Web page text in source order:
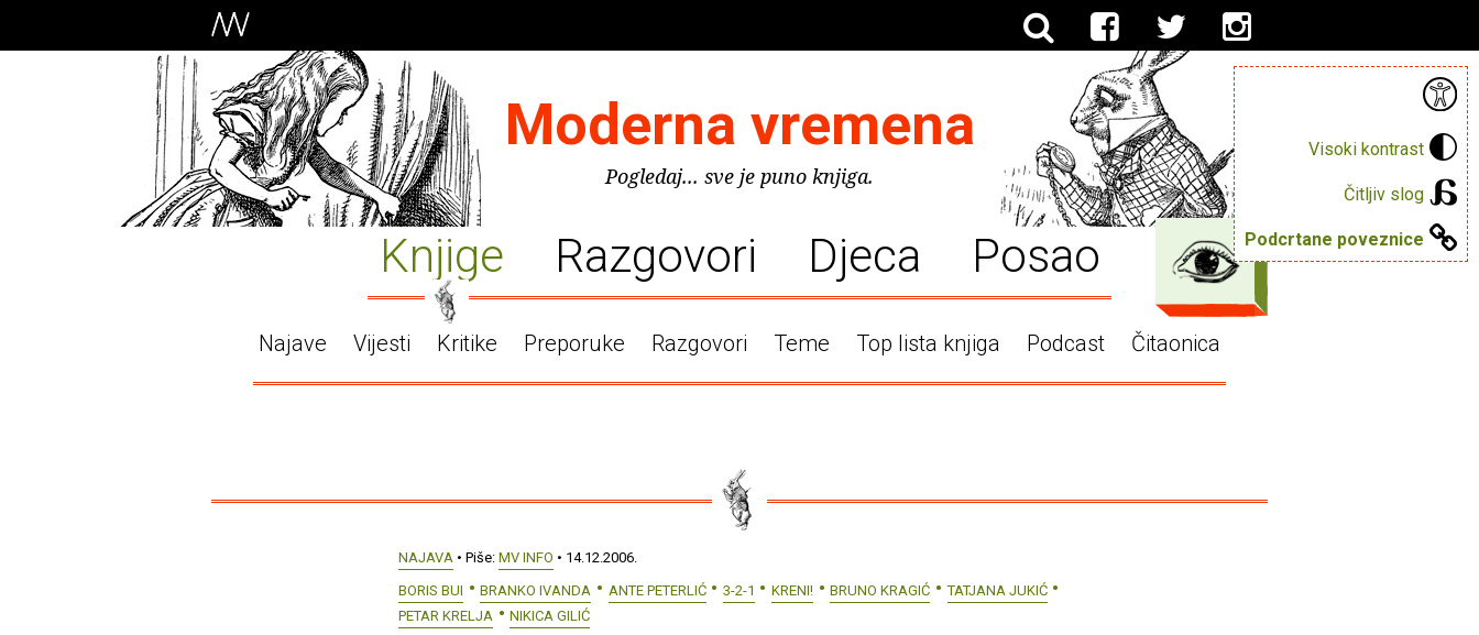
Visoki kontrast
Čitljiv slog
Podcrtane poveznice
Moderna vremena
Pogledaj... sve je puno knjiga.
Knjige Razgovori Djeca Posao
Najave Vijesti Kritike Preporuke Razgovori Teme Top lista knjiga Podcast Čitaonica
NAJAVA • Piše: MV INFO • 14.12.2006.
BORIS BUI
BRANKO IVANDA ANTE PETERLIĆ 3-2-1 KRENI! BRUNO KRAGIĆ
TATJANA JUKIĆ
PETAR KRELJA
NIKICA GILIĆ